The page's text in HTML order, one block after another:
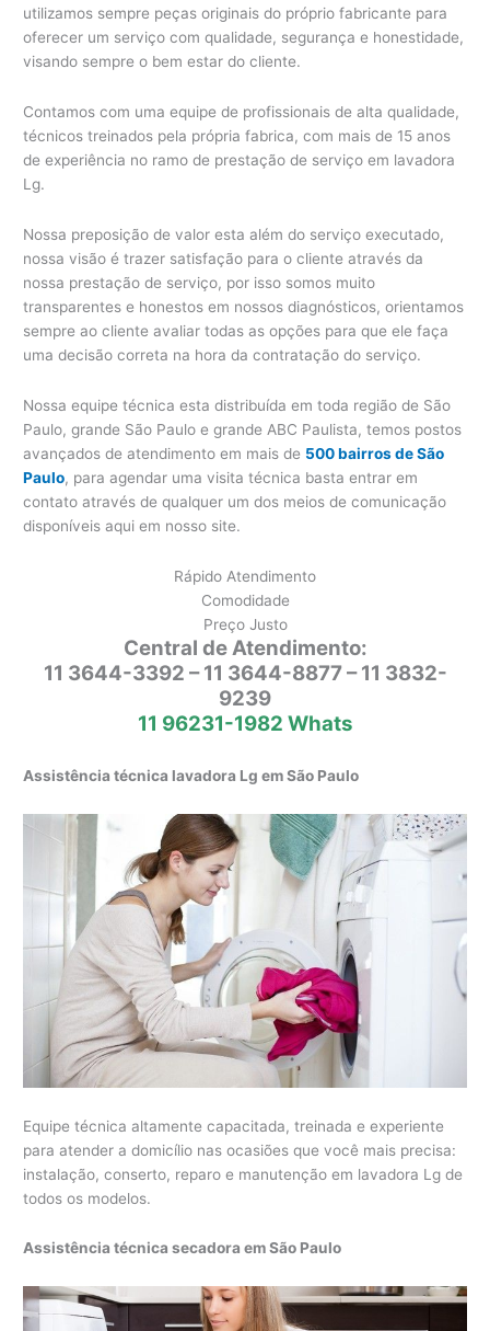
utilizamos sempre peças originais do próprio fabricante para
oferecer um serviço com qualidade, segurança e honestidade,
visando sempre o bem estar do cliente.
Contamos com uma equipe de profissionais de alta qualidade,
técnicos treinados pela própria fabrica, com mais de 15 anos
de experiência no ramo de prestação de serviço em lavadora
Lg.
Nossa preposição de valor esta além do serviço executado,
nossa visão é trazer satisfação para o cliente através da
nossa prestação de serviço, por isso somos muito
transparentes e honestos em nossos diagnósticos, orientamos
sempre ao cliente avaliar todas as opções para que ele faça
uma decisão correta na hora da contratação do serviço.
Nossa equipe técnica esta distribuída em toda região de São
Paulo, grande São Paulo e grande ABC Paulista, temos postos
avançados de atendimento em mais de 500 bairros de São
Paulo, para agendar uma visita técnica basta entrar em
contato através de qualquer um dos meios de comunicação
disponíveis aqui em nosso site.
Rápido Atendimento
Comodidade
Preço Justo
Central de Atendimento:
11 3644-3392 – 11 3644-8877 – 11 3832-
9239
11 96231-1982 Whats
Assistência técnica lavadora Lg em São Paulo
Equipe técnica altamente capacitada, treinada e experiente
para atender a domicílio nas ocasiões que você mais precisa:
instalação, conserto, reparo e manutenção em lavadora Lg de
todos os modelos.
Assistência técnica secadora em São Paulo